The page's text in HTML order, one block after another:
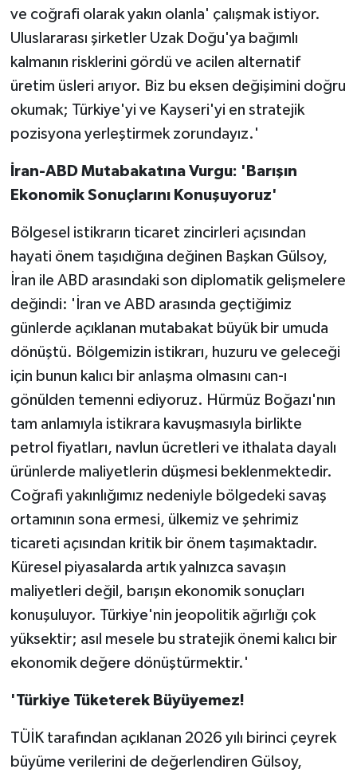
ve coğrafi olarak yakın olanla' çalışmak istiyor.
Uluslararası şirketler Uzak Doğu'ya bağımlı
kalmanın risklerini gördü ve acilen alternatif
üretim üsleri arıyor. Biz bu eksen değişimini doğru
okumak; Türkiye'yi ve Kayseri'yi en stratejik
pozisyona yerleştirmek zorundayız.'
İran-ABD Mutabakatına Vurgu: 'Barışın
Ekonomik Sonuçlarını Konuşuyoruz'
Bölgesel istikrarın ticaret zincirleri açısından
hayati önem taşıdığına değinen Başkan Gülsoy,
İran ile ABD arasındaki son diplomatik gelişmelere
değindi: 'İran ve ABD arasında geçtiğimiz
günlerde açıklanan mutabakat büyük bir umuda
dönüştü. Bölgemizin istikrarı, huzuru ve geleceği
için bunun kalıcı bir anlaşma olmasını can-ı
gönülden temenni ediyoruz. Hürmüz Boğazı'nın
tam anlamıyla istikrara kavuşmasıyla birlikte
petrol fiyatları, navlun ücretleri ve ithalata dayalı
ürünlerde maliyetlerin düşmesi beklenmektedir.
Coğrafi yakınlığımız nedeniyle bölgedeki savaş
ortamının sona ermesi, ülkemiz ve şehrimiz
ticareti açısından kritik bir önem taşımaktadır.
Küresel piyasalarda artık yalnızca savaşın
maliyetleri değil, barışın ekonomik sonuçları
konuşuluyor. Türkiye'nin jeopolitik ağırlığı çok
yüksektir; asıl mesele bu stratejik önemi kalıcı bir
ekonomik değere dönüştürmektir.'
'Türkiye Tüketerek Büyüyemez!
TÜİK tarafından açıklanan 2026 yılı birinci çeyrek
büyüme verilerini de değerlendiren Gülsoy,